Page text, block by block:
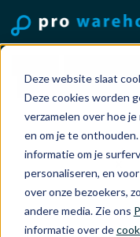
Deze website slaat
Deze cookies worden
verzamelen over hoe
en om je te
informatie om je
personaliseren, en
over onze bezoekers,
andere media. Zie ons
informatie over de
Xtorm USB-C to